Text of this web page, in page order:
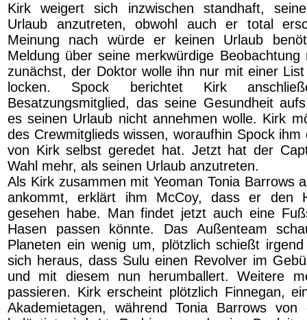
Kirk weigert sich inzwischen standhaft,
Urlaub anzutreten, obwohl auch er total
Meinung nach würde er keinen Urlaub
Meldung über seine merkwürdige
zunächst, der Doktor wolle ihn nur mit einer
locken. Spock berichtet Kirk
Besatzungsmitglied, das seine Gesundheit
es seinen Urlaub nicht annehmen wolle. Kirk
des Crewmitglieds wissen, woraufhin Spock
von Kirk selbst geredet hat. Jetzt hat der
Wahl mehr, als seinen Urlaub anzutreten.
Als Kirk zusammen mit Yeoman Tonia Barrows
ankommt, erklärt ihm McCoy, dass er den
gesehen habe. Man findet jetzt auch eine
Hasen passen könnte. Das Außenteam
Planeten ein wenig um, plötzlich schießt
sich heraus, dass Sulu einen Revolver im
und mit diesem nun herumballert. Weitere
passieren. Kirk erscheint plötzlich Finnegan,
Akademietagen, während Tonia Barrows